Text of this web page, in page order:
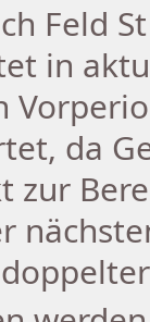
Feld
in
da
zur